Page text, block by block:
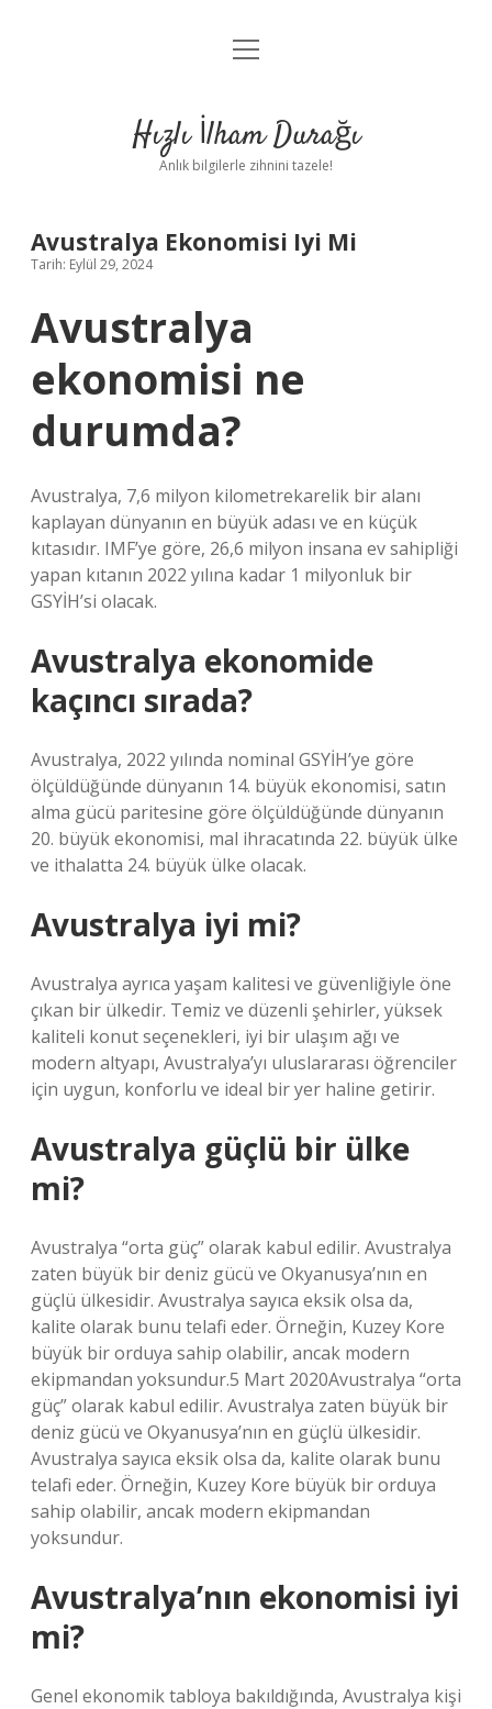
Anasayfa
Yasal Uyarı
menüyü
Hızlı İlham Durağı
Anlık bilgilerle zihnini tazele!
Avustralya Ekonomisi Iyi Mi
Tarih: Eylül 29, 2024
Avustralya
ekonomisi ne
durumda?
Avustralya, 7,6 milyon kilometrekarelik bir alanı
kaplayan dünyanın en büyük adası ve en küçük
kıtasıdır. IMF’ye göre, 26,6 milyon insana ev sahipliği
yapan kıtanın 2022 yılına kadar 1 milyonluk bir
GSYİH’si olacak.
Avustralya ekonomide
kaçıncı sırada?
Avustralya, 2022 yılında nominal GSYİH’ye göre
ölçüldüğünde dünyanın 14. büyük ekonomisi, satın
alma gücü paritesine göre ölçüldüğünde dünyanın
20. büyük ekonomisi, mal ihracatında 22. büyük ülke
ve ithalatta 24. büyük ülke olacak.
Avustralya iyi mi?
Avustralya ayrıca yaşam kalitesi ve güvenliğiyle öne
çıkan bir ülkedir. Temiz ve düzenli şehirler, yüksek
kaliteli konut seçenekleri, iyi bir ulaşım ağı ve
modern altyapı, Avustralya’yı uluslararası öğrenciler
için uygun, konforlu ve ideal bir yer haline getirir.
Avustralya güçlü bir ülke
mi?
Avustralya “orta güç” olarak kabul edilir. Avustralya
zaten büyük bir deniz gücü ve Okyanusya’nın en
güçlü ülkesidir. Avustralya sayıca eksik olsa da,
kalite olarak bunu telafi eder. Örneğin, Kuzey Kore
büyük bir orduya sahip olabilir, ancak modern
ekipmandan yoksundur.5 Mart 2020Avustralya “orta
güç” olarak kabul edilir. Avustralya zaten büyük bir
deniz gücü ve Okyanusya’nın en güçlü ülkesidir.
Avustralya sayıca eksik olsa da, kalite olarak bunu
telafi eder. Örneğin, Kuzey Kore büyük bir orduya
sahip olabilir, ancak modern ekipmandan
yoksundur.
Avustralya’nın ekonomisi iyi
mi?
Genel ekonomik tabloya bakıldığında, Avustralya kişi